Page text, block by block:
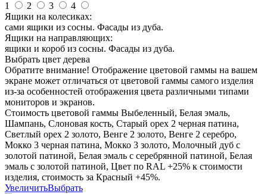
1
2 3
4
Ящики на колесиках:
сами ящики из сосны. Фасады из дуба.
Ящики на направляющих:
ящики и короб из сосны. Фасады из дуба.
Выбрать цвет дерева
Обратите внимание! Отображение цветовой гаммы на вашем
экране может отличаться от цветовой гаммы самого изделия
из-за особенностей отображения цвета различными типами
мониторов и экранов.
Стоимость цветовой гаммы Выбеленный, Белая эмаль,
Шампань, Слоновая кость, Старый орех 2 черная патина,
Светлый орех 2 золото, Венге 2 золото, Венге 2 серебро,
Мокко 3 черная патина, Мокко 3 золото, Молочный дуб с
золотой патиной, Белая эмаль с серебрянной патиной, Белая
эмаль с золотой патиной, Цвет по RAL +25% к стоимости
изделия, стоимость за Красный +45%.
УвеличитьВыбрать